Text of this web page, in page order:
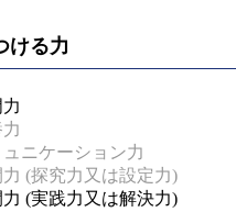
ける力
ュニケーション力
力 (探究力又は設定力)
力 (実践力又は解決力)